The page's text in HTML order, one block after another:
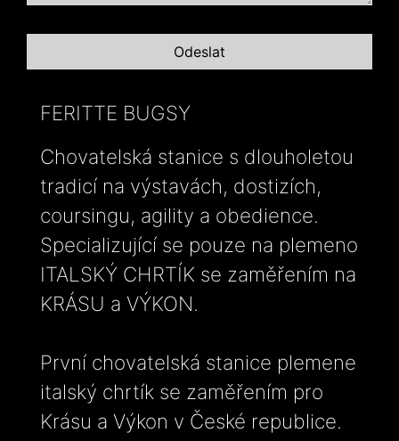
FERITTE BUGSY
Chovatelská stanice s dlouholetou
tradicí na výstavách, dostizích,
coursingu, agility a obedience.
Specializující se pouze na plemeno
ITALSKÝ CHRTÍK se zaměřením na
KRÁSU a VÝKON.
První chovatelská stanice plemene
italský chrtík se zaměřením pro
Krásu a Výkon v České republice.